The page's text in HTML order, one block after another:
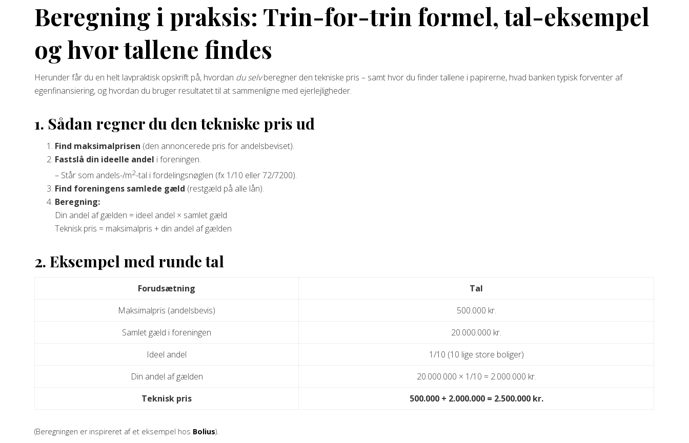
Beregning i praksis: Trin-for-trin formel, tal-eksempel
og hvor tallene findes
Herunder får du en helt lavpraktisk opskrift på, hvordan du selvberegner den tekniske pris – samt hvor du finder tallene i papirerne, hvad banken typisk forventer af
egenfinansiering, og hvordan du bruger resultatet til at sammenligne med ejerlejligheder.
1. Sådan regner du den tekniske pris ud
Find maksimalprisen (den annoncerede pris for andelsbeviset).
Fastslå din ideelle andel i foreningen.
– Står som andels-/m2-tal i fordelingsnøglen (fx 1/10 eller 72/7200).
Find foreningens samlede gæld (restgæld på alle lån).
Beregning:
Din andel af gælden = ideel andel × samlet gæld
Teknisk pris = maksimalpris + din andel af gælden
2. Eksempel med runde tal
Forudsætning
Tal
Maksimalpris (andelsbevis)
500.000 kr.
Samlet gæld i foreningen
20.000.000 kr.
Ideel andel
1/10 (10 lige store boliger)
Din andel af gælden
20.000.000 × 1/10 = 2.000.000 kr.
Teknisk pris
500.000 + 2.000.000 = 2.500.000 kr.
(Beregningen er inspireret af et eksempel hos Bolius).